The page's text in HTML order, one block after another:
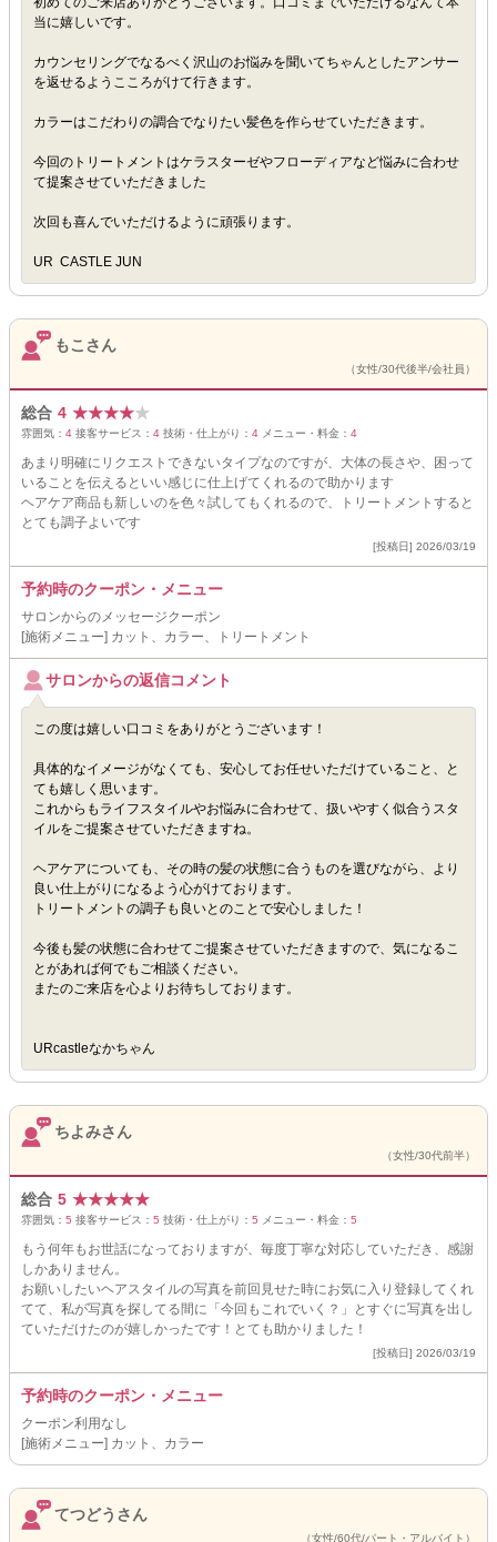
当に嬉しいです。
カウンセリングでなるべく沢山のお悩みを聞いてちゃんとしたアンサー
を返せるようこころがけて行きます。
カラーはこだわりの調合でなりたい髪色を作らせていただきます。
今回のトリートメントはケラスターゼやフローディアなど悩みに合わせ
て提案させていただきました
次回も喜んでいただけるように頑張ります。
UR CASTLE JUN
もこさん
（女性/30代後半/会社員）
総合 4 ★★★★★
雰囲気： 4 接客サービス： 4 技術・仕上がり： 4 メニュー・料金： 4
あまり明確にリクエストできないタイプなのですが、大体の長さや、困って
いることを伝えるといい感じに仕上げてくれるので助かります
ヘアケア商品も新しいのを色々試してもくれるので、トリートメントすると
とても調子よいです
[投稿日] 2026/03/19
予約時のクーポン・メニュー
サロンからのメッセージクーポン
[施術メニュー] カット、カラー、トリートメント
サロンからの返信コメント
この度は嬉しい口コミをありがとうございます！
具体的なイメージがなくても、安心してお任せいただけていること、と
ても嬉しく思います。
これからもライフスタイルやお悩みに合わせて、扱いやすく似合うスタ
イルをご提案させていただきますね。
ヘアケアについても、その時の髪の状態に合うものを選びながら、より
良い仕上がりになるよう心がけております。
トリートメントの調子も良いとのことで安心しました！
今後も髪の状態に合わせてご提案させていただきますので、気になるこ
とがあれば何でもご相談ください。
またのご来店を心よりお待ちしております。
URcastleなかちゃん
ちよみさん
（女性/30代前半）
総合 5 ★★★★★
雰囲気： 5 接客サービス： 5 技術・仕上がり： 5 メニュー・料金： 5
もう何年もお世話になっておりますが、毎度丁寧な対応していただき、感謝
しかありません。
お願いしたいヘアスタイルの写真を前回見せた時にお気に入り登録してくれ
てて、私が写真を探してる間に「今回もこれでいく？」とすぐに写真を出し
ていただけたのが嬉しかったです！とても助かりました！
[投稿日] 2026/03/19
予約時のクーポン・メニュー
クーポン利用なし
[施術メニュー] カット、カラー
てつどうさん
（女性/60代/パート・アルバイト）